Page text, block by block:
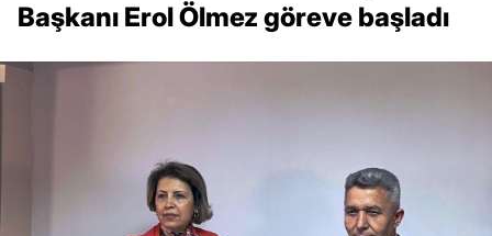
Başkanı Erol Ölmez göreve başladı